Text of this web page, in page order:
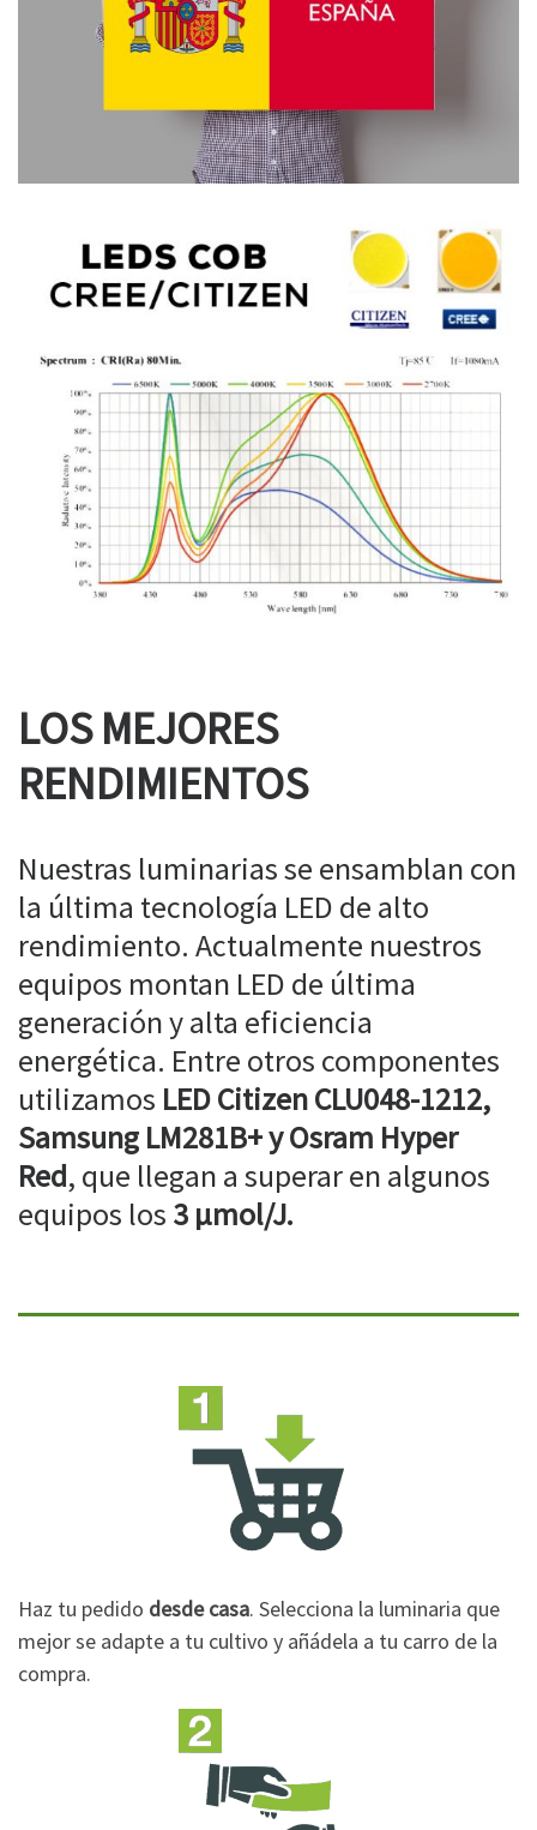
LOS MEJORES
RENDIMIENTOS
Nuestras luminarias se ensamblan con
la última tecnología LED de alto
rendimiento. Actualmente nuestros
equipos montan LED de última
generación y alta eficiencia
energética. Entre otros componentes
utilizamos LED Citizen CLU048-1212,
Samsung LM281B+ y Osram Hyper
Red, que llegan a superar en algunos
equipos los 3 µmol/J.
Haz tu pedido desde casa. Selecciona la luminaria que
mejor se adapte a tu cultivo y añádela a tu carro de la
compra.